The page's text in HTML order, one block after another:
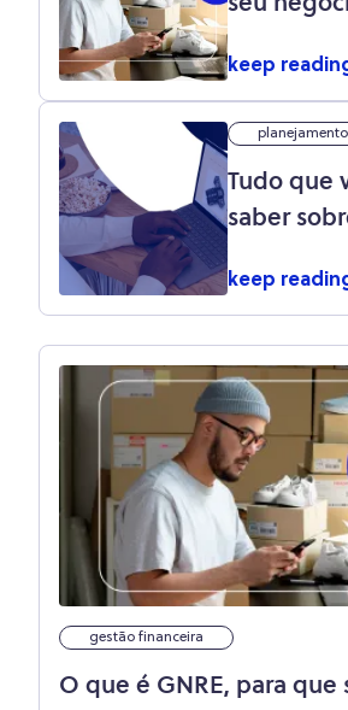
seu
pagar
keep
Tudo que
saber
keep
gestão financeira
O que é GNRE, para que